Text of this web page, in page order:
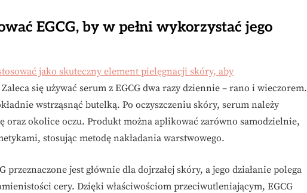
EGCG, by w pełni wykorzystać jego
jako skuteczny element pielęgnacji skóry, aby
się używać serum z EGCG dwa razy dziennie – rano i wieczorem.
wstrząsnąć butelką. Po oczyszczeniu skóry, serum należy
oraz okolice oczu. Produkt można aplikować zarówno samodzielnie,
stosując metodę nakładania warstwowego.
przeznaczone jest głównie dla dojrzałej skóry, a jego działanie polega
cery. Dzięki właściwościom przeciwutleniającym, EGCG